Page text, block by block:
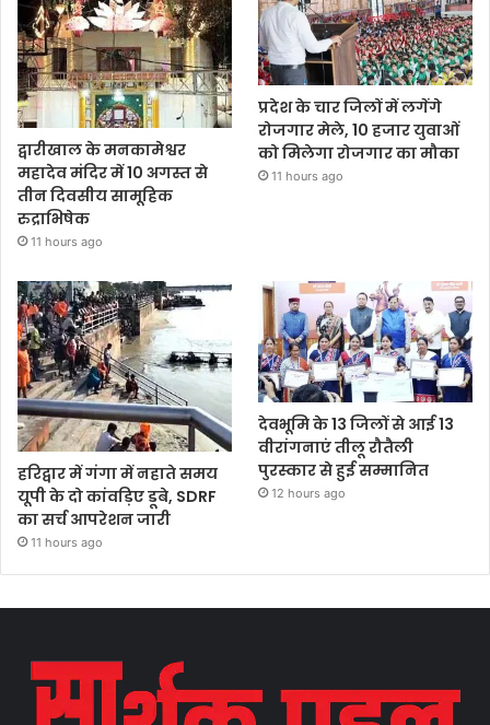
द्वारीखाल के मनकामेश्वर
महादेव मंदिर में 10 अगस्त से
तीन दिवसीय सामूहिक
रुद्राभिषेक
11 hours ago
प्रदेश के चार जिलों में लगेंगे
रोजगार मेले, 10 हजार युवाओं
को मिलेगा रोजगार का मौका
11 hours ago
हरिद्वार में गंगा में नहाते समय
यूपी के दो कांवड़िए डूबे, SDRF
का सर्च आपरेशन जारी
11 hours ago
देवभूमि के 13 जिलों से आई 13
वीरांगनाएं तीलू रौतैली
पुरस्कार से हुई सम्मानित
12 hours ago